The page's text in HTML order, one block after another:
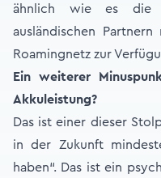
ähnlich wie es die
ausländischen
Roamingnetz zur
Ein weiterer
Akkuleistung?
Das ist einer dieser
in der Zukunft
haben“. Das ist ein